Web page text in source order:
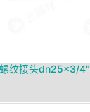
纹接头dn25×3/4"